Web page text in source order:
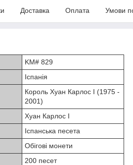
Доставка Оплата Умови
KM# 829
Іспанія
Король Хуан Карлос I (1975 -
2001)
Хуан Карлос I
Іспанська песета
Обігові монети
200 песет